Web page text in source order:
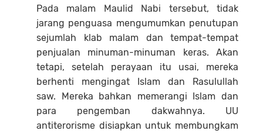
Pada malam Maulid Nabi tersebut, tidak
jarang penguasa mengumumkan penutupan
sejumlah klab malam dan tempat-tempat
penjualan minuman-minuman keras. Akan
tetapi, setelah perayaan itu usai, mereka
berhenti mengingat Islam dan Rasulullah
saw. Mereka bahkan memerangi Islam dan
para pengemban dakwahnya. UU
antiterorisme disiapkan untuk membungkam